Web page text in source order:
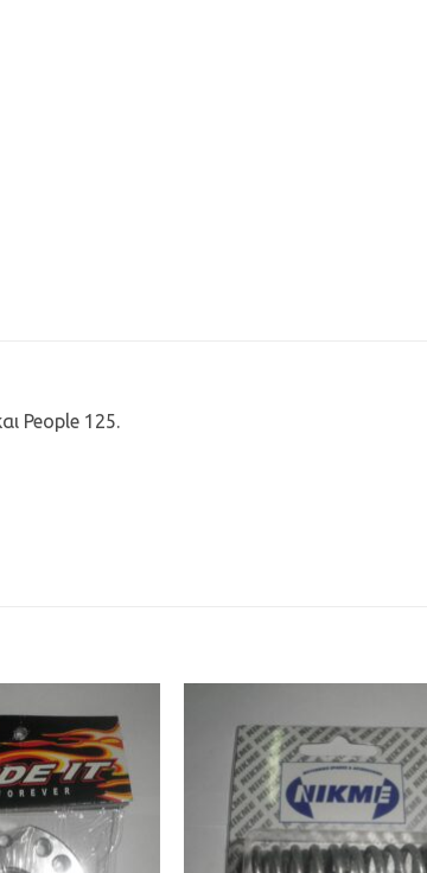
People 125.
Προσθήκη
στη Λίστα
Επιθυμιών
στη